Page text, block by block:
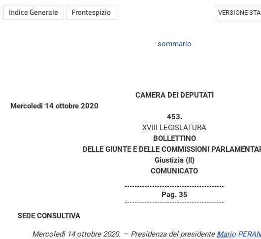
Indice Generale Frontespizio VERSIONE
sommario
CAMERA DEI DEPUTATI
Mercoledì 14 ottobre 2020
453.
XVIII LEGISLATURA
BOLLETTINO
DELLE GIUNTE E DELLE COMMISSIONI
Giustizia (II)
COMUNICATO
Pag. 35
SEDE CONSULTIVA
Mercoledì 14 ottobre 2020. — Presidenza del presidente Mario